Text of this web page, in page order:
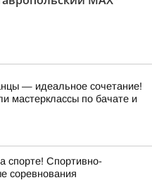
— идеальное сочетание!
мастерклассы по бачате и
спорте! Спортивно-
соревнования